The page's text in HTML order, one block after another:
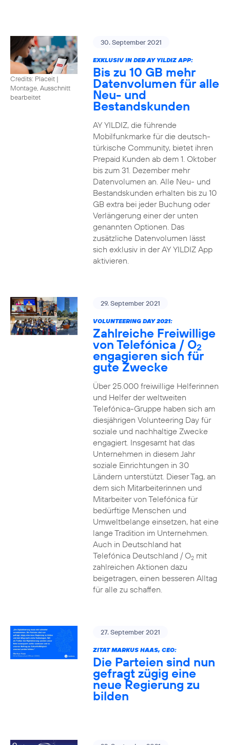
Credits: Placeit |
Montage, Ausschnitt
bearbeitet
30. September 2021
EXKLUSIV IN DER AY YILDIZ APP:
Bis zu 10 GB mehr
Datenvolumen für alle
Neu- und
Bestandskunden
AY YILDIZ, die führende
Mobilfunkmarke für die deutsch-
türkische Community, bietet ihren
Prepaid Kunden ab dem 1. Oktober
bis zum 31. Dezember mehr
Datenvolumen an. Alle Neu- und
Bestandskunden erhalten bis zu 10
GB extra bei jeder Buchung oder
Verlängerung einer der unten
genannten Optionen. Das
zusätzliche Datenvolumen lässt
sich exklusiv in der AY YILDIZ App
aktivieren.
29. September 2021
VOLUNTEERING DAY 2021:
Zahlreiche Freiwillige
von Telefónica / O2
engagieren sich für
gute Zwecke
Über 25.000 freiwillige Helferinnen
und Helfer der weltweiten
Telefónica-Gruppe haben sich am
diesjährigen Volunteering Day für
soziale und nachhaltige Zwecke
engagiert. Insgesamt hat das
Unternehmen in diesem Jahr
soziale Einrichtungen in 30
Ländern unterstützt. Dieser Tag, an
dem sich Mitarbeiterinnen und
Mitarbeiter von Telefónica für
bedürftige Menschen und
Umweltbelange einsetzen, hat eine
lange Tradition im Unternehmen.
Auch in Deutschland hat
Telefónica Deutschland / O2mit
zahlreichen Aktionen dazu
beigetragen, einen besseren Alltag
für alle zu schaffen.
27. September 2021
ZITAT MARKUS HAAS, CEO:
Die Parteien sind nun
gefragt zügig eine
neue Regierung zu
bilden